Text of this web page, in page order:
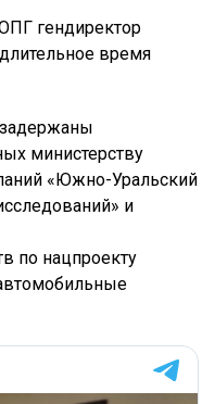
гендиректор
время
министерству
«Южно-Уральский
и
по нацпроекту